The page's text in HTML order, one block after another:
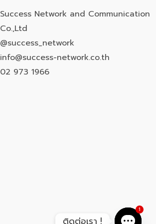
Success Network and Communication
Co.,Ltd
@success_network
info@success-network.co.th
02 973 1966
ติดต่อเรา !
1